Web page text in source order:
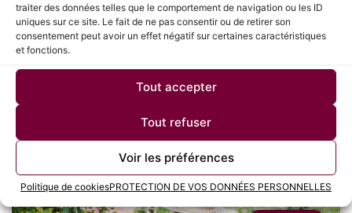
traiter des données telles que le comportement de navigation ou les ID
uniques sur ce site. Le fait de ne pas consentir ou de retirer son
consentement peut avoir un effet négatif sur certaines caractéristiques
et fonctions.
Tout accepter
Tout refuser
Voir les préférences
Politique de cookiesPROTECTION DE VOS DONNÉES PERSONNELLES
La négociation salariale est une étape cruciale dans le
processus de recrutement, souvent redoutée par de
nombreux candidats. Savoir défendre sa valeur et
obtenir une rémunération juste peut avoir un